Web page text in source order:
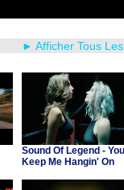
► Afficher Tous
Sound Of Legend - You
Keep Me Hangin' On